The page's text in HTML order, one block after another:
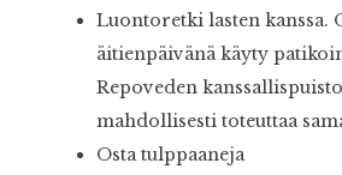
Luontoretki lasten kanssa.
äitienpäivänä käyty
Repoveden
mahdollisesti toteuttaa
Osta tulppaaneja